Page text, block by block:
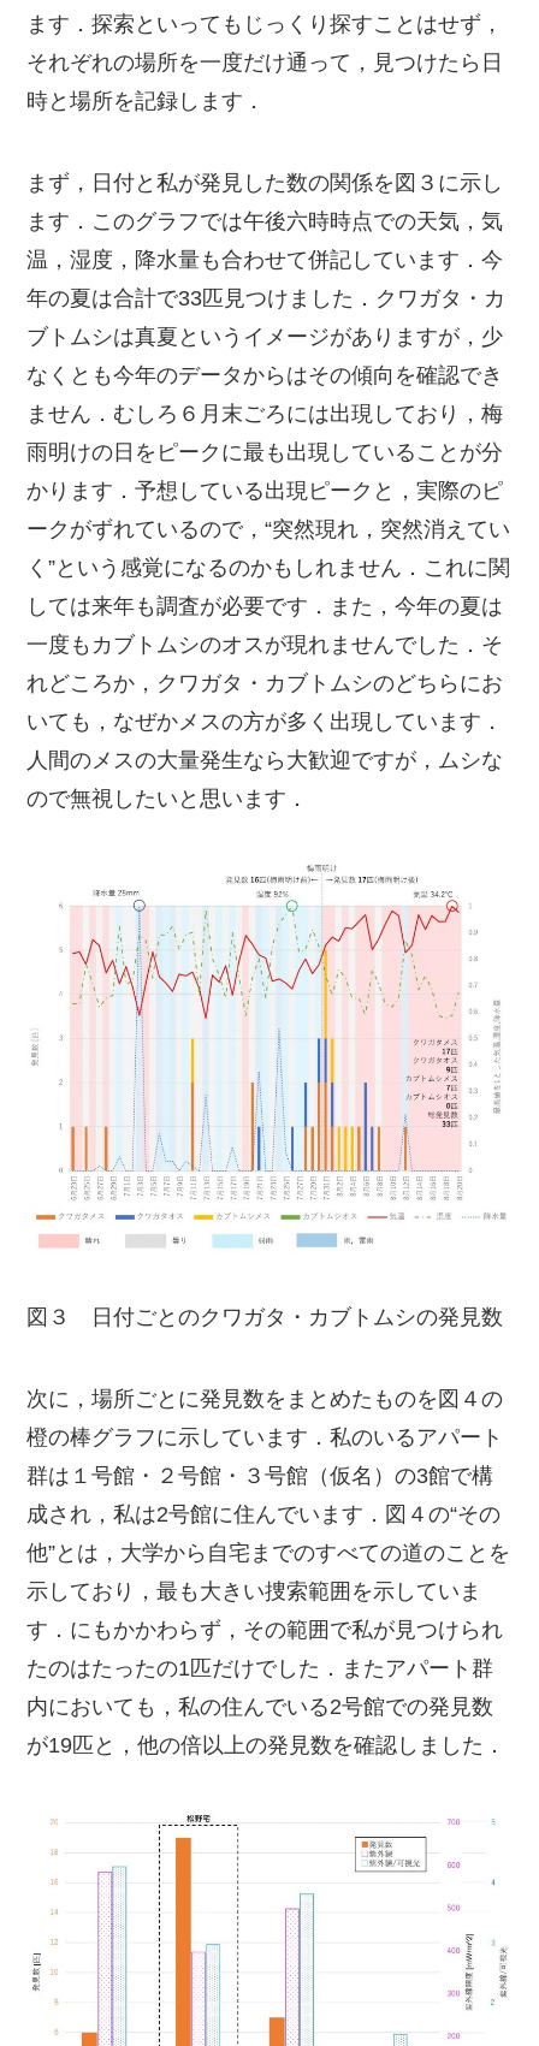
ます．探索といってもじっくり探すことはせず，
それぞれの場所を一度だけ通って，見つけたら日
時と場所を記録します．
まず，日付と私が発見した数の関係を図３に示し
ます．このグラフでは午後六時時点での天気，気
温，湿度，降水量も合わせて併記しています．今
年の夏は合計で33匹見つけました．クワガタ・カ
ブトムシは真夏というイメージがありますが，少
なくとも今年のデータからはその傾向を確認でき
ません．むしろ６月末ごろには出現しており，梅
雨明けの日をピークに最も出現していることが分
かります．予想している出現ピークと，実際のピ
ークがずれているので，“突然現れ，突然消えてい
く”という感覚になるのかもしれません．これに関
しては来年も調査が必要です．また，今年の夏は
一度もカブトムシのオスが現れませんでした．そ
れどころか，クワガタ・カブトムシのどちらにお
いても，なぜかメスの方が多く出現しています．
人間のメスの大量発生なら大歓迎ですが，ムシな
ので無視したいと思います．
図３ 日付ごとのクワガタ・カブトムシの発見数
次に，場所ごとに発見数をまとめたものを図４の
橙の棒グラフに示しています．私のいるアパート
群は１号館・２号館・３号館（仮名）の3館で構
成され，私は2号館に住んでいます．図４の“その
他”とは，大学から自宅までのすべての道のことを
示しており，最も大きい捜索範囲を示していま
す．にもかかわらず，その範囲で私が見つけられ
たのはたったの1匹だけでした．またアパート群
内においても，私の住んでいる2号館での発見数
が19匹と，他の倍以上の発見数を確認しました．